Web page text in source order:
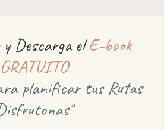
y Descarga elE-book
GRATUITO
planificar tus Rutas